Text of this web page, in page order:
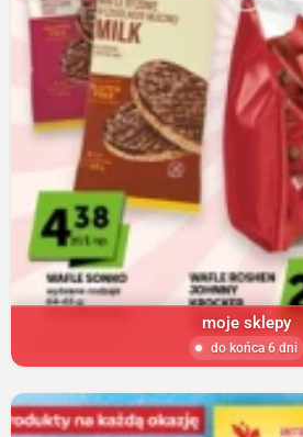
moje sklepy
do końca 6 dni